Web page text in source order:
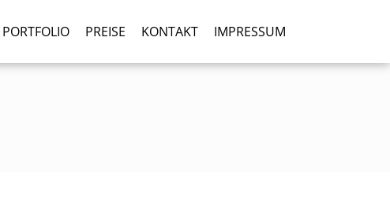
PORTFOLIO PREISE KONTAKT IMPRESSUM